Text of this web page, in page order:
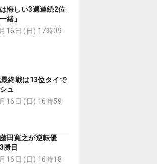
悔しい3週連続2位
緒」
16日 (日) 17時09
終戦は13位タイで
ュ
16日 (日) 16時59
田寛之が逆転優
勝目
16日 (日) 16時18